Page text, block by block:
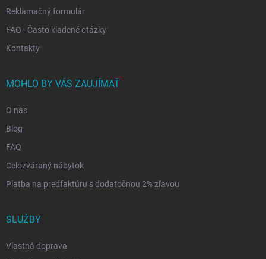
Reklamačný formulár
FAQ - Často kladené otázky
Kontakty
MOHLO BY VÁS ZAUJÍMAŤ
O nás
Blog
FAQ
Celozváraný nábytok
Platba na predfaktúru s dodatočnou 2% zľavou
SLUŽBY
Vlastná doprava